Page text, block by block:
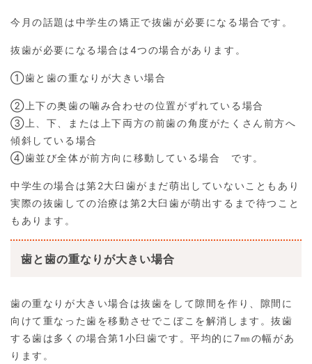
今月の話題は中学生の矯正で抜歯が必要になる場合です。
抜歯が必要になる場合は4つの場合があります。
①歯と歯の重なりが大きい場合
②上下の奥歯の噛み合わせの位置がずれている場合
③上、下、または上下両方の前歯の角度がたくさん前方へ
傾斜している場合
④歯並び全体が前方向に移動している場合 です。
中学生の場合は第2大臼歯がまだ萌出していないこともあり
実際の抜歯しての治療は第2大臼歯が萌出するまで待つこと
もあります。
歯と歯の重なりが大きい場合
歯の重なりが大きい場合は抜歯をして隙間を作り、隙間に
向けて重なった歯を移動させでこぼこを解消します。抜歯
する歯は多くの場合第1小臼歯です。平均的に7㎜の幅があ
ります。